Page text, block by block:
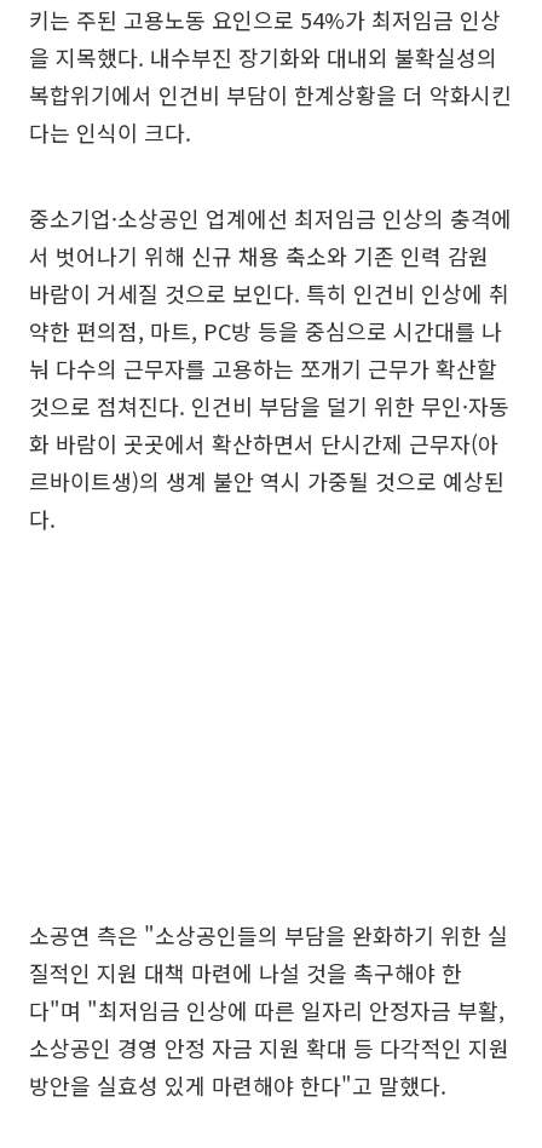
키는 주된 고용노동 요인으로 54%가 최저임금 인상
을 지목했다. 내수부진 장기화와 대내외 불확실성의
복합위기에서 인건비 부담이 한계상황을 더 악화시킨
다는 인식이 크다.
중소기업·소상공인 업계에선 최저임금 인상의 충격에
서 벗어나기 위해 신규 채용 축소와 기존 인력 감원
바람이 거세질 것으로 보인다. 특히 인건비 인상에 취
약한 편의점, 마트, PC방 등을 중심으로 시간대를 나
눠 다수의 근무자를 고용하는 쪼개기 근무가 확산할
것으로 점쳐진다. 인건비 부담을 덜기 위한 무인·자동
화 바람이 곳곳에서 확산하면서 단시간제 근무자(아
르바이트생)의 생계 불안 역시 가중될 것으로 예상된
다.
소공연 측은 "소상공인들의 부담을 완화하기 위한 실
질적인 지원 대책 마련에 나설 것을 촉구해야 한
다"며 "최저임금 인상에 따른 일자리 안정자금 부활,
소상공인 경영 안정 자금 지원 확대 등 다각적인 지원
방안을 실효성 있게 마련해야 한다"고 말했다.